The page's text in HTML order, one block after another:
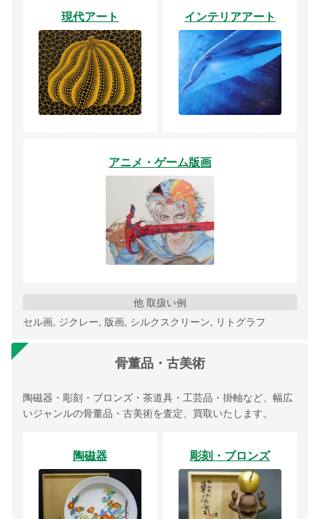
現代アート インテリアアート
アニメ・ゲーム版画
他 取扱い例
セル画, ジクレー, 版画, シルクスクリーン, リトグラフ
骨董品・古美術
陶磁器・彫刻・ブロンズ・茶道具・工芸品・掛軸など、幅広
いジャンルの骨董品・古美術を査定、買取いたします。
陶磁器 彫刻・ブロンズ